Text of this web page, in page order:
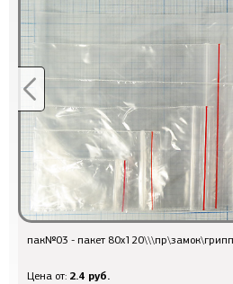
пак№03 - пакет 80x120\\\пр\замок\гриппер
Цена от: 2.4 руб.